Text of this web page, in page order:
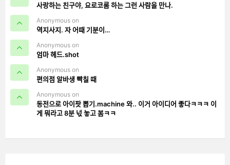
사랑하는 친구야, 요로코롬 하는 그런 사람을 만나.
Anonymous on
역지사지. 자 어때 기분이…
Anonymous on
엄마 헤드.shot
Anonymous on
편의점 알바생 빡칠 때
Anonymous on
동전으로 아이팟 뽑기.machine 와.. 이거 아이디어 좋다ㅋㅋㅋ 이
게 뭐라고 8분 넋 놓고 봄ㅋㅋ